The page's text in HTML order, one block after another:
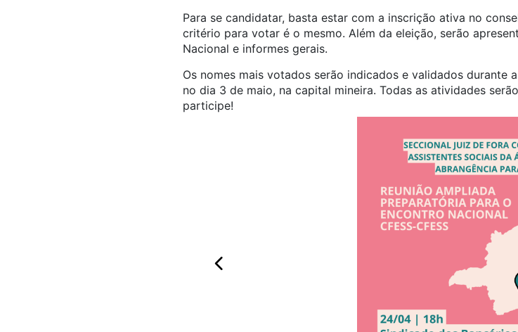
Para se candidatar, basta estar com a inscrição ativa no
critério para votar é o mesmo. Além da eleição, serão
Nacional e informes gerais.
Os nomes mais votados serão indicados e validados durante
no dia 3 de maio, na capital mineira. Todas as atividades
participe!